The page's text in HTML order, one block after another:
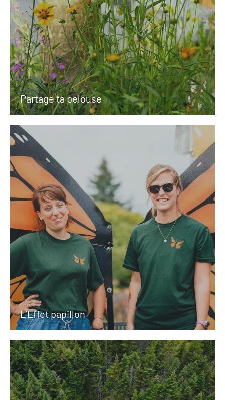
Partage ta pelouse
L’Effet papillon